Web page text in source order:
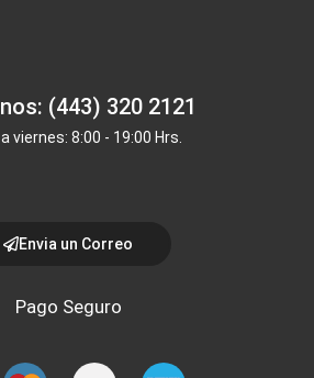
(443) 320 2121
viernes: 8:00 - 19:00 Hrs.
Envia un Correo
Pago Seguro